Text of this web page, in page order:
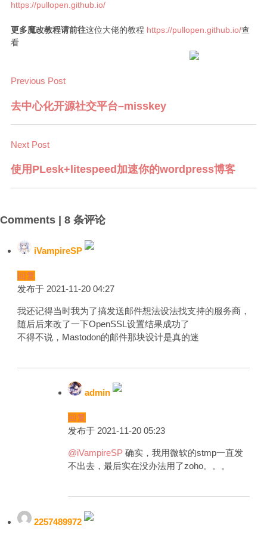
https://pullopen.github.io/
更多魔改教程请前往这位大佬的教程 https://pullopen.github.io/查
看
Previous Post
去中心化开源社交平台–misskey
Next Post
使用PLesk+litespeed加速你的wordpress博客
Comments | 8 条评论
iVampireSP
回复
发布于 2021-11-20 04:27
我还记得当时我为了搞发送邮件想法设法找支持的服务商，
随后后来改了一下OpenSSL设置结果成功了
不得不说，Mastodon的邮件那块设计是真的迷
admin
回复
发布于 2021-11-20 05:23
@iVampireSP确实，我用微软的stmp一直发
不出去，最后实在没办法用了zoho。。。
2257489972